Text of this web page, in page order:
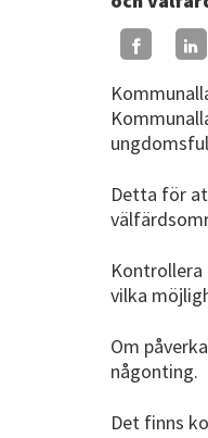
Detta för
Kontrollera
vilka
Om
någonting.
Det finns